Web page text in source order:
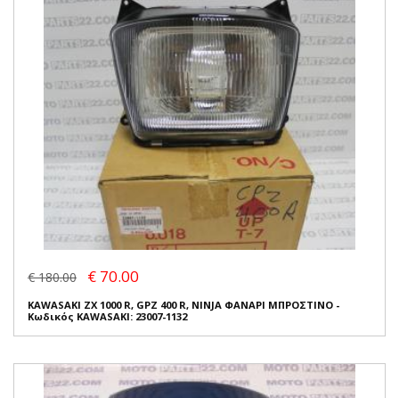
€ 180.00 € 70.00
KAWASAKI ZX 1000 R, GPZ 400 R, NINJA ΦΑΝΑΡΙ ΜΠΡΟΣΤΙΝΟ -
Κωδικός KAWASAKI: 23007-1132